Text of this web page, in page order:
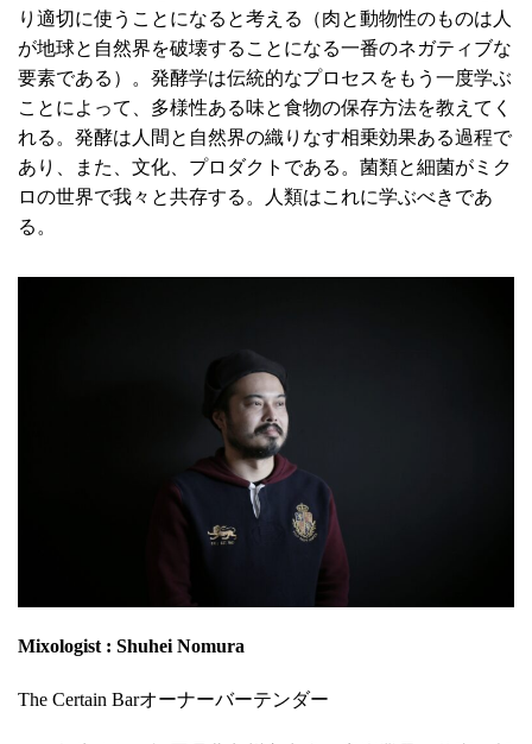
り適切に使うことになると考える（肉と動物性のものは人
が地球と自然界を破壊することになる一番のネガティブな
要素である）。発酵学は伝統的なプロセスをもう一度学ぶ
ことによって、多様性ある味と食物の保存方法を教えてく
れる。発酵は人間と自然界の織りなす相乗効果ある過程で
あり、また、文化、プロダクトである。菌類と細菌がミク
ロの世界で我々と共存する。人類はこれに学ぶべきであ
る。
Mixologist : Shuhei Nomura
The Certain Barオーナーバーテンダー